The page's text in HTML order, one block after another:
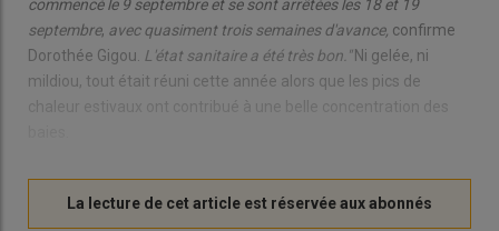
commencé le 9 septembre et se sont arrêtées les 18 et 19
septembre, avec quasiment trois semaines d'avance, confirme
Dorothée Gigou. L'état sanitaire a été très bon."Ni gelée, ni
mildiou, tout était réuni cette année alors que les pics de